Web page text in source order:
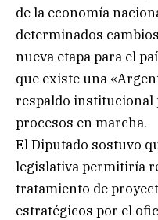
de la economía
determinados
nueva etapa para el
que existe una
respaldo institucional
procesos en marcha.
El Diputado sostuvo
legislativa permitiría
tratamiento de
estratégicos por el